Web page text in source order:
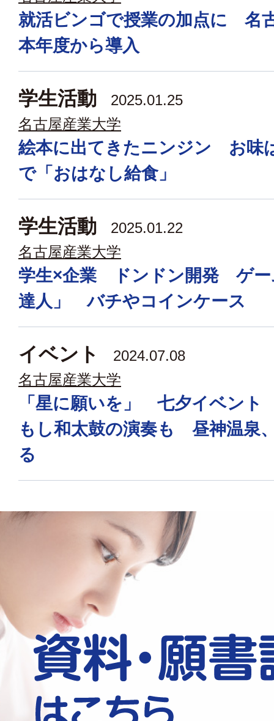
就活ビンゴで授業の加点に
本年度から導入
学生活動
2025.01.25
名古屋産業大学
絵本に出てきたニンジン お味
で「おはなし給食」
学生活動
2025.01.22
名古屋産業大学
学生×企業 ドンドン開発 ゲー
達人」 バチやコインケース
イベント
2024.07.08
名古屋産業大学
「星に願いを」 七夕イベン
もし和太鼓の演奏も 昼神温泉
る